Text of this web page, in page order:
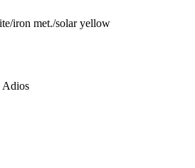
iron met./solar yellow
Adios